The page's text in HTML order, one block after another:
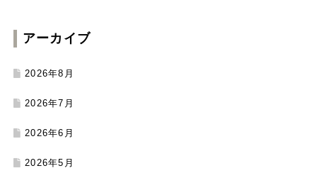
アーカイブ
2026年8月
2026年7月
2026年6月
2026年5月